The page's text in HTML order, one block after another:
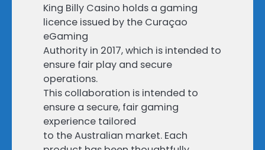
King Billy Casino holds a gaming
licence issued by the Curaçao
eGaming
Authority in 2017, which is intended to
ensure fair play and secure
operations.
This collaboration is intended to
ensure a secure, fair gaming
experience tailored
to the Australian market. Each